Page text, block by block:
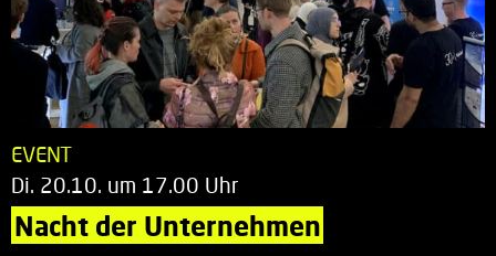
EVENT
Di. 20.10. um 17.00 Uhr
Nacht der Unternehmen